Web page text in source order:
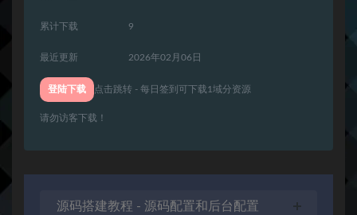
累计下载 9
最近更新 2026年02月06日
登陆下载 点击跳转 - 每日签到可下载1域分资源
请勿访客下载！
源码搭建教程 - 源码配置和后台配置